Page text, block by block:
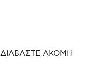
ΔΙΑΒΑΣΤΕ ΑΚΟΜΗ